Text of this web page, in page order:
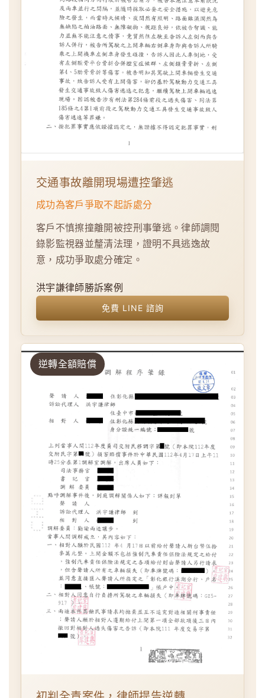
交通事故離開現場遭控肇逃
成功為客戶爭取不起訴處分
客戶不慎擦撞離開被控刑事肇逃。律師調閱
錄影監視器並釐清法理，證明不具逃逸故
意，成功爭取處分確定。
洪宇謙律師勝訴案例
免費 LINE 諮詢
逆轉全額賠償